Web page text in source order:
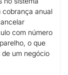
cobrança anual
com número
o que
um negócio